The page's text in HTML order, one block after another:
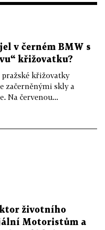
v černém BMW s
křižovatku?
pražské křižovatky
začerněnými skly a
Na červenou...
životního
Motoristům a